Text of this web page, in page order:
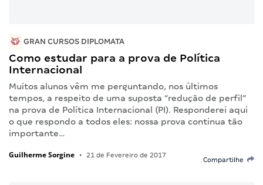
GRAN CURSOS DIPLOMATA
Como estudar para a prova de Política
Internacional
Muitos alunos vêm me perguntando, nos últimos
tempos, a respeito de uma suposta “redução de perfil”
na prova de Política Internacional (PI). Responderei aqui
o que respondo a todos eles: nossa prova continua tão
importante…
Guilherme Sorgine • 21 de Fevereiro de 2017
Compartilhe